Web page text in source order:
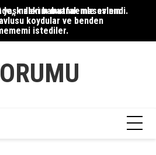
yaşındaki babaannemle evlendi.
kızlarım mutfak masasının
koydular ve benden
istediler.